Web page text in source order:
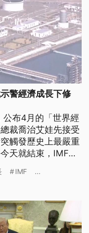
警經濟成長下修
布4月的「世界經
裁喬治艾娃先接受
觸發歷史上最嚴重
天就結束，IMF仍
紛加快布局腳步，
IMF ...